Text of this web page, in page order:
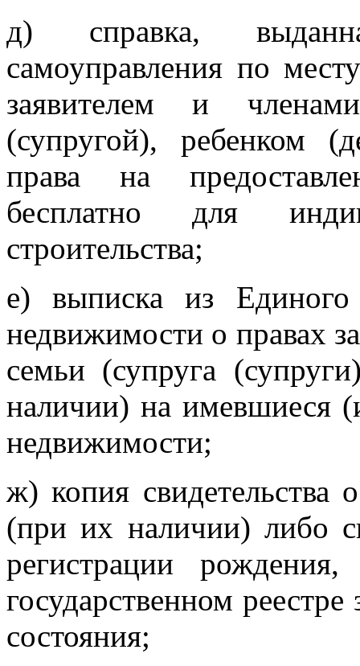
д) справка,
самоуправления по
заявителем и
(супругой), ребенком
права на
бесплатно для
строительства;
е) выписка из Единого
недвижимости о правах
семьи (супруга
наличии) на имевшиеся
недвижимости;
ж) копия свидетельства
(при их наличии) либо
регистрации
государственном
состояния;